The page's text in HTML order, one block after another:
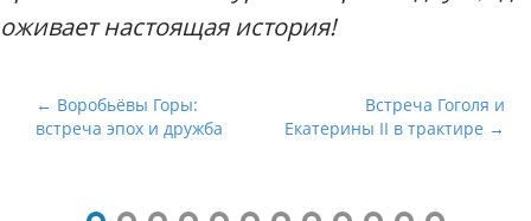
оживает настоящая история!
Н
а
← Воробьёвы Горы:
встреча эпох и дружба
Встреча Гоголя и
Екатерины II в трактире →